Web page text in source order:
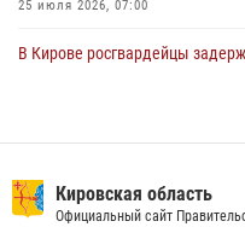
25 июля 2026, 07:00
В Кирове росгвардейцы
вневедомственную охрану и
22 июля 2026, 14:51 1 2
Кировская область
Официальный сайт